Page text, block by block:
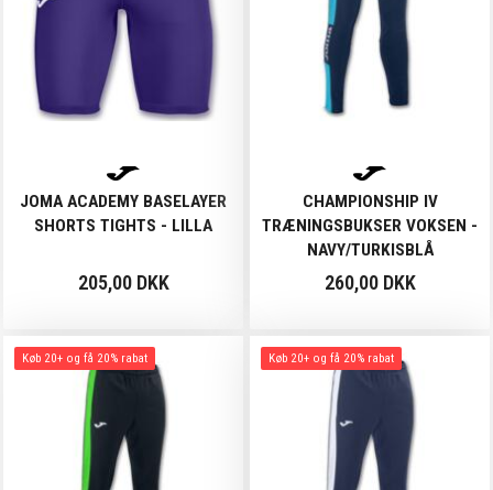
JOMA ACADEMY BASELAYER
SHORTS TIGHTS - LILLA
205,00 DKK
CHAMPIONSHIP IV
TRÆNINGSBUKSER VOKSEN -
NAVY/TURKISBLÅ
260,00 DKK
Køb 20+ og få 20% rabat Køb 20+ og få 20% rabat